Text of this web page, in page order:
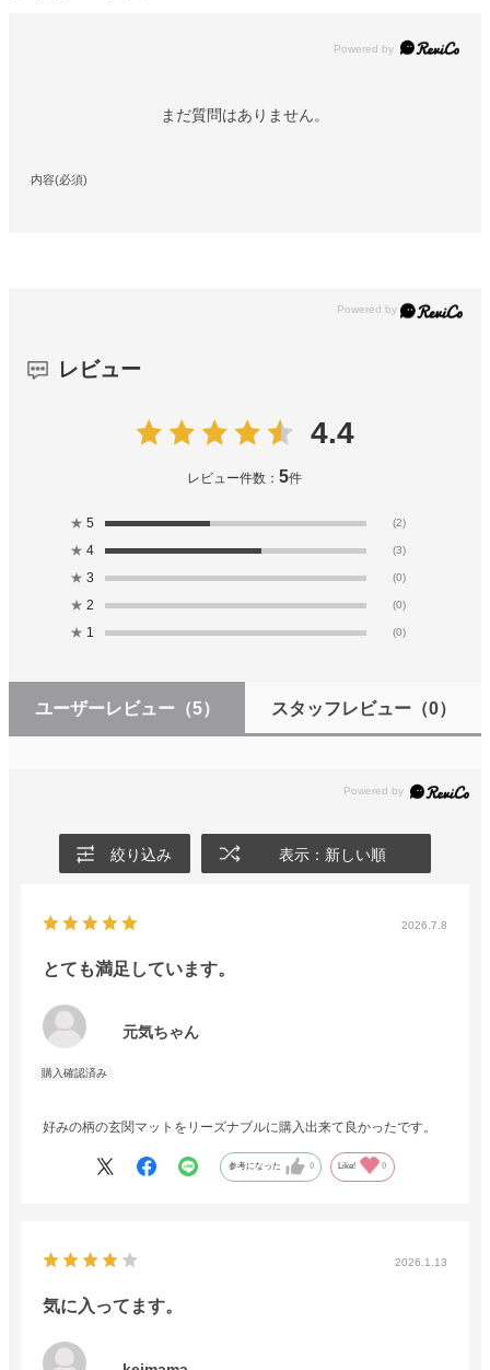
Powered by
まだ質問はありません。
内容(必須)
レビュー
4.4
レビュー件数：5件
★ 5 (2)
★ 4 (3)
★ 3 (0)
★ 2 (0)
★ 1 (0)
ユーザーレビュー （5） スタッフレビュー（0）
絞り込み 表示：新しい順
2026.7.8
とても満足しています。
元気ちゃん
好みの柄の玄関マットをリーズナブルに購入出来て良かったです。
参考になった 0 Like! 0
2026.1.13
気に入ってます。